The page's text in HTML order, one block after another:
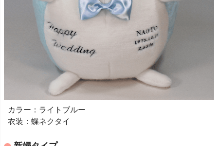
カラー：ライトブルー
衣装：蝶ネクタイ